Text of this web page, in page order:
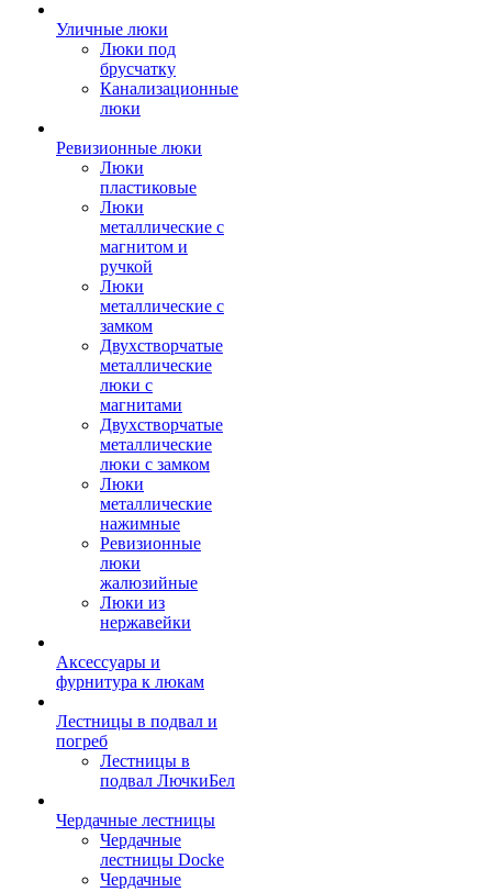
Уличные люки
Люки под
брусчатку
Канализационные
люки
Ревизионные люки
Люки
пластиковые
Люки
металлические с
магнитом и
ручкой
Люки
металлические с
замком
Двухстворчатые
металлические
люки с
магнитами
Двухстворчатые
металлические
люки с замком
Люки
металлические
нажимные
Ревизионные
люки
жалюзийные
Люки из
нержавейки
Аксессуары и
фурнитура к люкам
Лестницы в подвал и
погреб
Лестницы в
подвал ЛючкиБел
Чердачные лестницы
Чердачные
лестницы Docke
Чердачные